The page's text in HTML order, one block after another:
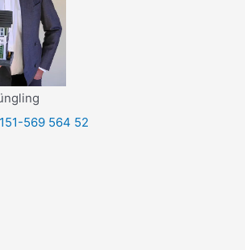
569 564 52